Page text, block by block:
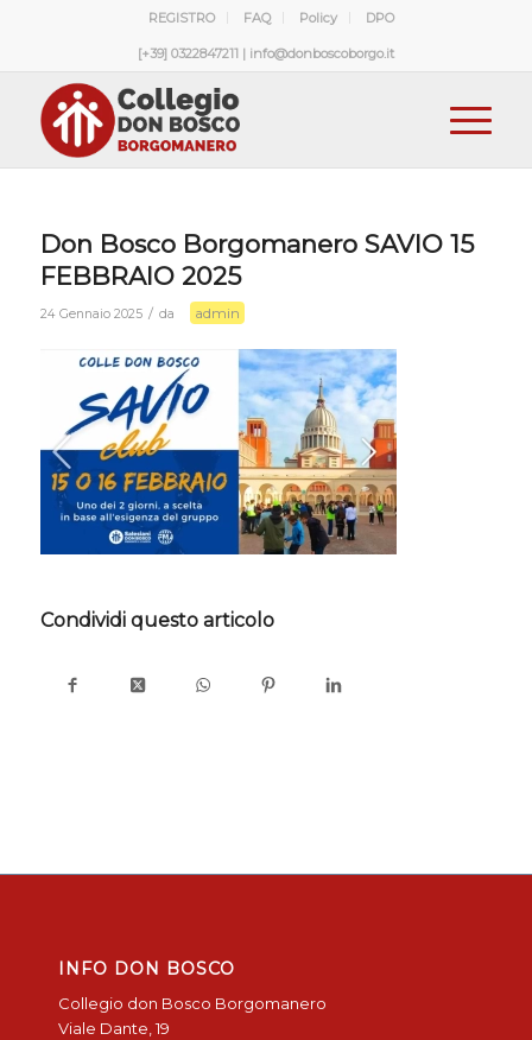
REGISTRO FAQ Policy DPO
[+39] 0322847211 | info@donboscoborgo.it
Don Bosco Borgomanero SAVIO 15
FEBBRAIO 2025
24 Gennaio 2025 / da admin
Condividi questo articolo
INFO DON BOSCO
Collegio don Bosco Borgomanero
Viale Dante, 19